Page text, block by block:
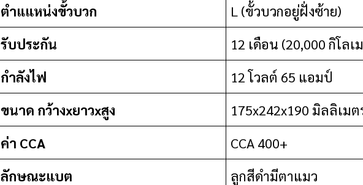
ตำแแหน่งขั้วบวก
L (ขั้วบวกอยู่ฝั่งซ้าย)
รับประกัน
12 เดือน (20,000 กิโลเ
กำลังไฟ
12 โวลต์ 65 แอมป์
ขนาด กว้างxยาวxสูง
175x242x190 มิลลิเมต
ค่า CCA
CCA 400+
ลักษณะแบต
ลูกสีดำมีตาแมว